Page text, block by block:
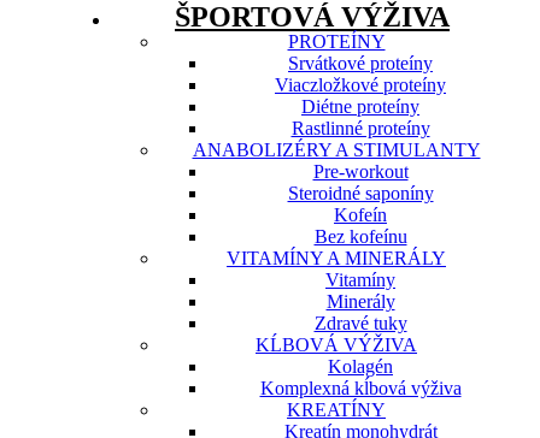
ŠPORTOVÁ VÝŽIVA
PROTEÍNY
Srvátkové proteíny
Viaczložkové proteíny
Diétne proteíny
Rastlinné proteíny
ANABOLIZÉRY A STIMULANTY
Pre-workout
Steroidné saponíny
Kofeín
Bez kofeínu
VITAMÍNY A MINERÁLY
Vitamíny
Minerály
Zdravé tuky
KĹBOVÁ VÝŽIVA
Kolagén
Komplexná kĺbová výživa
KREATÍNY
Kreatín monohydrát